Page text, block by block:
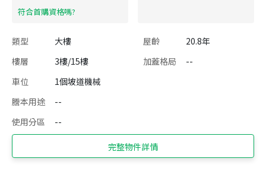
​符合首購資格嗎?
類型 大樓 屋齡
20.8年
樓層
3樓/15樓 加蓋格局
--
車位
1個坡道機械
謄本用途
--
使用分區
--
完整物件詳情